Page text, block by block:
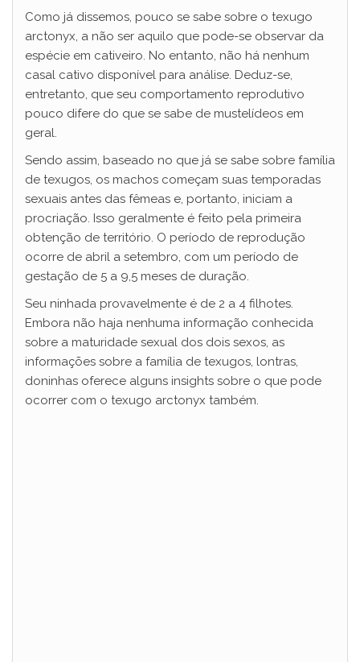
Como já dissemos, pouco se sabe sobre o texugo
arctonyx, a não ser aquilo que pode-se observar da
espécie em cativeiro. No entanto, não há nenhum
casal cativo disponível para análise. Deduz-se,
entretanto, que seu comportamento reprodutivo
pouco difere do que se sabe de mustelídeos em
geral.
Sendo assim, baseado no que já se sabe sobre família
de texugos, os machos começam suas temporadas
sexuais antes das fêmeas e, portanto, iniciam a
procriação. Isso geralmente é feito pela primeira
obtenção de território. O período de reprodução
ocorre de abril a setembro, com um período de
gestação de 5 a 9,5 meses de duração.
Seu ninhada provavelmente é de 2 a 4 filhotes.
Embora não haja nenhuma informação conhecida
sobre a maturidade sexual dos dois sexos, as
informações sobre a família de texugos, lontras,
doninhas oferece alguns insights sobre o que pode
ocorrer com o texugo arctonyx também.